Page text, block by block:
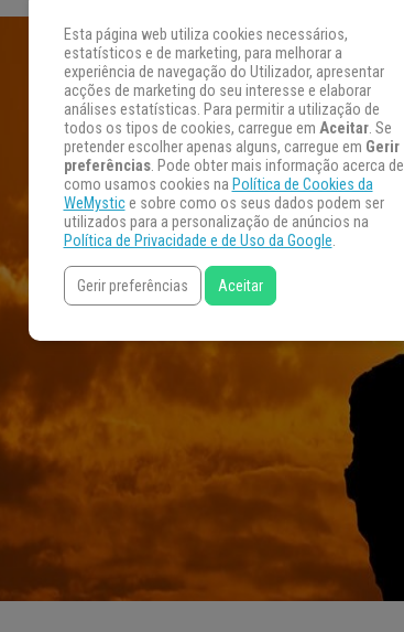
Esta página web utiliza cookies necessários,
estatísticos e de marketing, para melhorar a
experiência de navegação do Utilizador, apresentar
acções de marketing do seu interesse e elaborar
análises estatísticas. Para permitir a utilização de
todos os tipos de cookies, carregue em Aceitar. Se
pretender escolher apenas alguns, carregue em Gerir
preferências. Pode obter mais informação acerca de
como usamos cookies na Política de Cookies da
WeMystice sobre como os seus dados podem ser
utilizados para a personalização de anúncios na
Política de Privacidade e de Uso da Google.
Gerir preferências Aceitar